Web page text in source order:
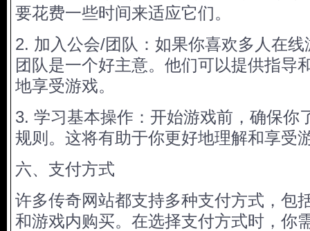
要花费一些时间来适应它们。
2. 加入公会/团队：如果你喜欢多人在
团队是一个好主意。他们可以提供指导
地享受游戏。
3. 学习基本操作：开始游戏前，确保你
规则。这将有助于你更好地理解和享受
六、支付方式
许多传奇网站都支持多种支付方式，包
和游戏内购买。在选择支付方式时，你